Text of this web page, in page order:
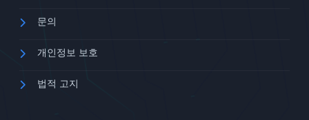
문의
개인정보 보호
법적 고지